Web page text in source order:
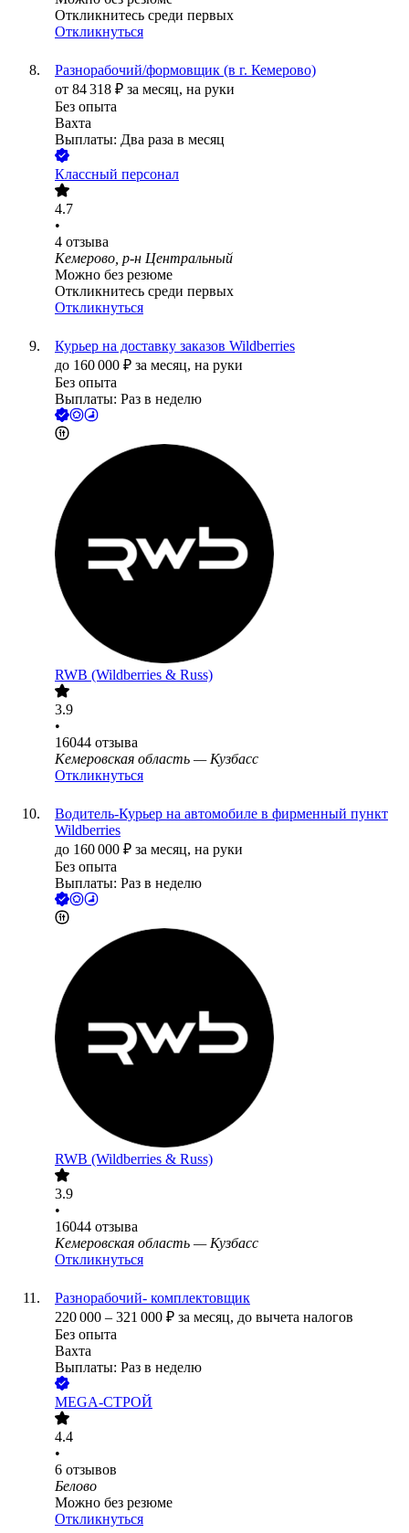
Откликнитесь среди первых
Откликнуться
Разнорабочий/формовщик (в г. Кемерово)
от 84 318 ₽ за месяц, на руки
Без опыта
Вахта
Выплаты: Два раза в месяц
Классный персонал
4.7
•
4 отзыва
Кемерово, р-н Центральный
Можно без резюме
Откликнитесь среди первых
Откликнуться
Курьер на доставку заказов Wildberries
до 160 000 ₽ за месяц, на руки
Без опыта
Выплаты: Раз в неделю
RWB (Wildberries & Russ)
3.9
•
16044 отзыва
Кемеровская область — Кузбасс
Откликнуться
Водитель-Курьер на автомобиле в фирменный пункт
Wildberries
до 160 000 ₽ за месяц, на руки
Без опыта
Выплаты: Раз в неделю
RWB (Wildberries & Russ)
3.9
•
16044 отзыва
Кемеровская область — Кузбасс
Откликнуться
Разнорабочий- комплектовщик
220 000 – 321 000 ₽ за месяц, до вычета налогов
Без опыта
Вахта
Выплаты: Раз в неделю
MEGA-СТРОЙ
4.4
•
6 отзывов
Белово
Можно без резюме
Откликнуться